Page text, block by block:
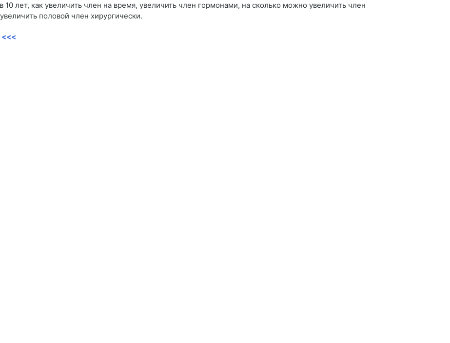
10 лет, как увеличить член на время, увеличить член гормонами, на сколько можно увеличить член
половой член хирургически.